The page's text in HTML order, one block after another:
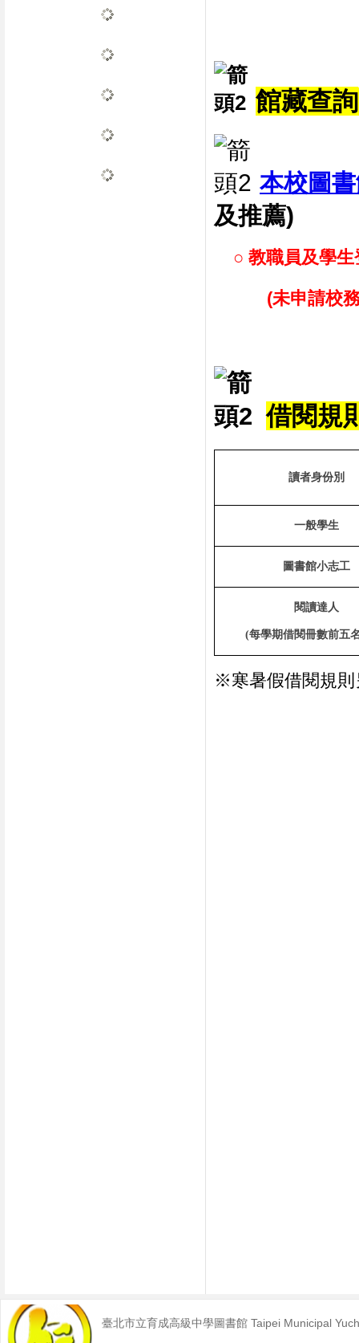
館藏查詢
本校圖
及推薦)
○ 教職員及學生
(未申請校務系
借閱規
讀者身份別
一般學生
圖書館小志工
閱讀達人
(每學期借閱冊數前五
※寒暑假借閱規則
臺北市立育成高級中學圖書館 Taipei Municipal